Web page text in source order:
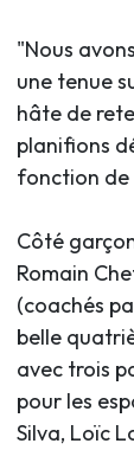
"Nous
une tenue
hâte de
planifions
fonction
Côté
Romain
(coachés
belle
avec trois
pour les
Silva, Loïc